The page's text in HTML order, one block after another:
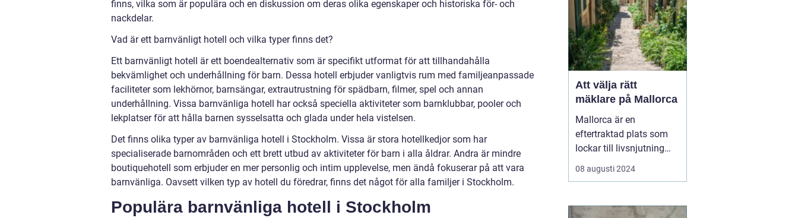
finns, vilka som är populära och en diskussion om deras olika egenskaper och historiska för- och
nackdelar.
Vad är ett barnvänligt hotell och vilka typer finns det?
Ett barnvänligt hotell är ett boendealternativ som är specifikt utformat för att tillhandahålla
bekvämlighet och underhållning för barn. Dessa hotell erbjuder vanligtvis rum med familjeanpassade
faciliteter som lekhörnor, barnsängar, extrautrustning för spädbarn, filmer, spel och annan
underhållning. Vissa barnvänliga hotell har också speciella aktiviteter som barnklubbar, pooler och
lekplatser för att hålla barnen sysselsatta och glada under hela vistelsen.
Det finns olika typer av barnvänliga hotell i Stockholm. Vissa är stora hotellkedjor som har
specialiserade barnområden och ett brett utbud av aktiviteter för barn i alla åldrar. Andra är mindre
boutiquehotell som erbjuder en mer personlig och intim upplevelse, men ändå fokuserar på att vara
barnvänliga. Oavsett vilken typ av hotell du föredrar, finns det något för alla familjer i Stockholm.
Populära barnvänliga hotell i Stockholm
Att välja rätt
mäklare på Mallorca
Mallorca är en
eftertraktad plats som
lockar till livsnjutning
bland kristallklart vatten,
pittoreska landskap och
Föreställ dig en
08 augusti 2024